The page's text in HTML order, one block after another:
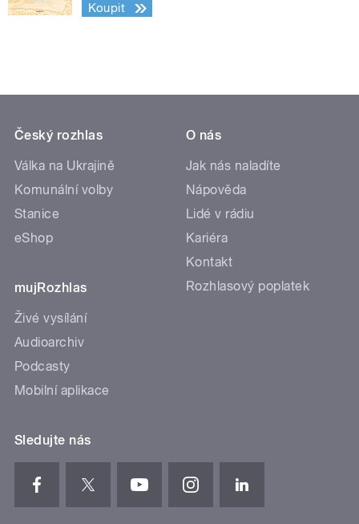
Koupit
Český rozhlas
Válka na Ukrajině
Komunální volby
Stanice
eShop
mujRozhlas
Živé vysílání
Audioarchiv
Podcasty
Mobilní aplikace
O nás
Jak nás naladíte
Nápověda
Lidé v rádiu
Kariéra
Kontakt
Rozhlasový poplatek
Sledujte nás